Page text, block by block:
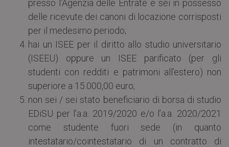
presso l’Agenzia delle Entrate e sei in possesso
delle ricevute dei canoni di locazione corrisposti
per il medesimo periodo;
hai un ISEE per il diritto allo studio universitario
(ISEEU) oppure un ISEE parificato (per gli
studenti con redditi e patrimoni all’estero) non
superiore a 15.000,00 euro;
non sei / sei stato beneficiario di borsa di studio
EDiSU per l’a.a. 2019/2020 e/o l’a.a. 2020/2021
come studente fuori sede (in quanto
intestatario/cointestatario di un contratto di